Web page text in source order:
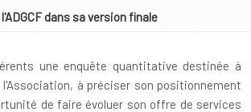
dans sa version finale
une enquête quantitative destinée à
à préciser son positionnement
de faire évoluer son offre de services